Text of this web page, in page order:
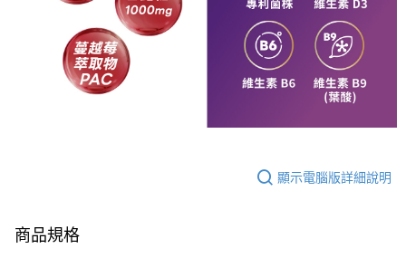
顯示電腦版詳細說明
商品規格